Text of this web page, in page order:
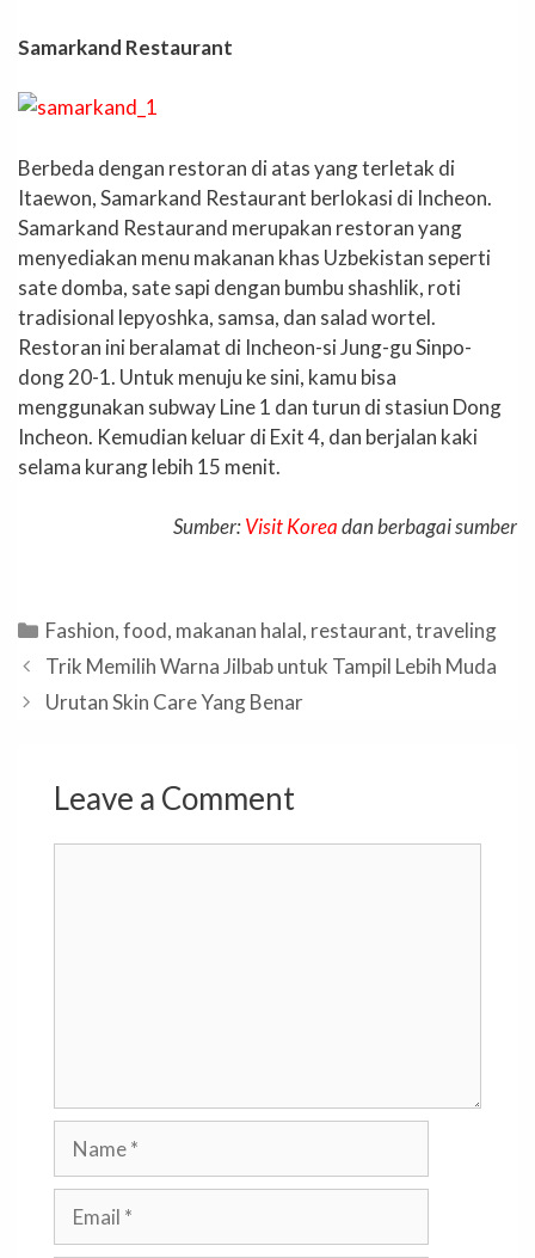
Samarkand Restaurant
Berbeda dengan restoran di atas yang terletak di
Itaewon, Samarkand Restaurant berlokasi di Incheon.
Samarkand Restaurand merupakan restoran yang
menyediakan menu makanan khas Uzbekistan seperti
sate domba, sate sapi dengan bumbu shashlik, roti
tradisional lepyoshka, samsa, dan salad wortel.
Restoran ini beralamat di Incheon-si Jung-gu Sinpo-
dong 20-1. Untuk menuju ke sini, kamu bisa
menggunakan subway Line 1 dan turun di stasiun Dong
Incheon. Kemudian keluar di Exit 4, dan berjalan kaki
selama kurang lebih 15 menit.
Sumber:Visit Koreadan berbagai sumber
Categories
Fashion,food, makanan halal, restaurant,traveling
Trik Memilih Warna Jilbab untuk Tampil Lebih Muda
Urutan Skin Care Yang Benar
Leave a Comment